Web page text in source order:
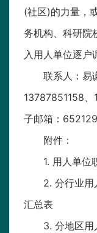
(社区)的力量，
务机构、科研院
入用人单位逐户
联系人：易
13787851158
子邮箱：
附件：
1. 用人单位
2. 分行业用
汇总表
3. 分地区用